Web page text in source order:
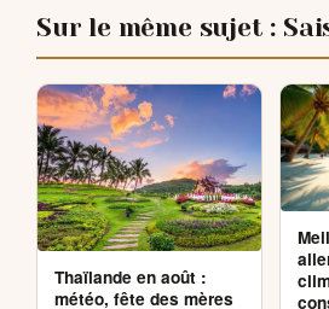
Sur le même sujet :
Thaïlande en août :
météo, fête des mères